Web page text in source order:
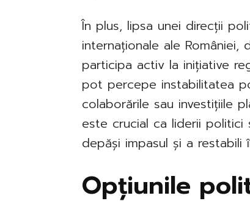
În plus, lipsa unei direcții
internaționale ale
participa activ la inițiative
pot percepe instabilitatea
colaborările sau investițiile
este crucial ca liderii
depăși impasul și a
Opțiunile